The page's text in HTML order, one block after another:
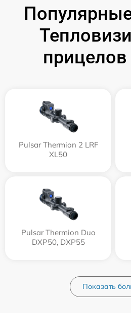
Pulsar Thermion 2 LRF
XL50
Pulsar Thermion Duo
DXP50, DXP55
Показать